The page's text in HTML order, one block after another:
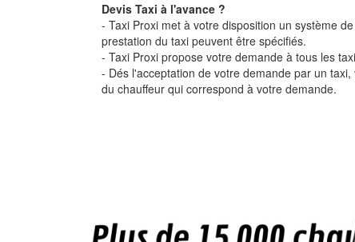
Devis Taxi à l'avance ?
- Taxi Proxi met à votre disposition un système
prestation du taxi peuvent être spécifiés.
- Taxi Proxi propose votre demande à tous les
- Dés l'acceptation de votre demande par un taxi,
du chauffeur qui correspond à votre demande.